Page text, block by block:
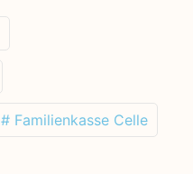
# Familienkasse Celle